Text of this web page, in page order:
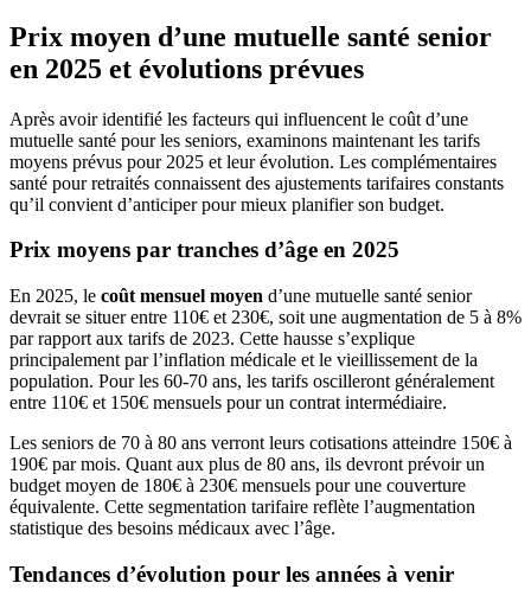
Prix moyen d’une mutuelle santé senior
en 2025 et évolutions prévues
Après avoir identifié les facteurs qui influencent le coût d’une
mutuelle santé pour les seniors, examinons maintenant les tarifs
moyens prévus pour 2025 et leur évolution. Les complémentaires
santé pour retraités connaissent des ajustements tarifaires constants
qu’il convient d’anticiper pour mieux planifier son budget.
Prix moyens par tranches d’âge en 2025
En 2025, le coût mensuel moyen d’une mutuelle santé senior
devrait se situer entre 110€ et 230€, soit une augmentation de 5 à 8%
par rapport aux tarifs de 2023. Cette hausse s’explique
principalement par l’inflation médicale et le vieillissement de la
population. Pour les 60-70 ans, les tarifs oscilleront généralement
entre 110€ et 150€ mensuels pour un contrat intermédiaire.
Les seniors de 70 à 80 ans verront leurs cotisations atteindre 150€ à
190€ par mois. Quant aux plus de 80 ans, ils devront prévoir un
budget moyen de 180€ à 230€ mensuels pour une couverture
équivalente. Cette segmentation tarifaire reflète l’augmentation
statistique des besoins médicaux avec l’âge.
Tendances d’évolution pour les années à venir